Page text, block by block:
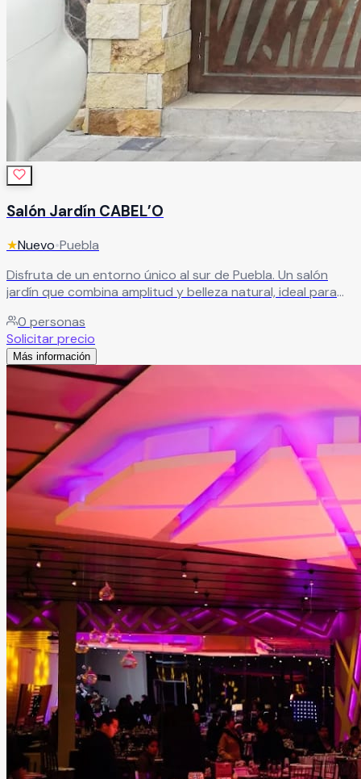
Salón Jardín CABEL’O
★Nuevo•Puebla
Disfruta de un entorno único al sur de Puebla. Un salón
jardín que combina amplitud y belleza natural, ideal para
encantador.Leer más
0 personas
Solicitar precio
Más información